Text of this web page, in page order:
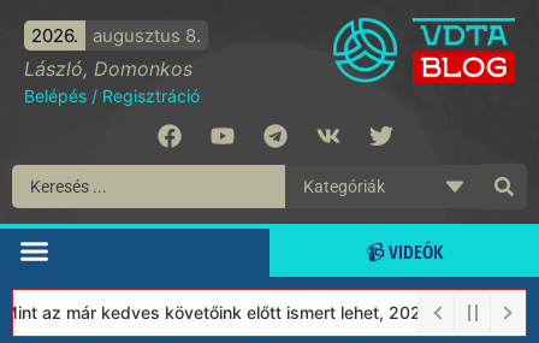
2026. augusztus 8.
László, Domonkos
Belépés / Regisztráció
📹 VIDEÓK
az már kedves követőink előtt ismert lehet, 2023-tól a Védett